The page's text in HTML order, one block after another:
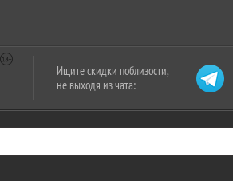
Ищите скидки поблизости,
не выходя из чата: